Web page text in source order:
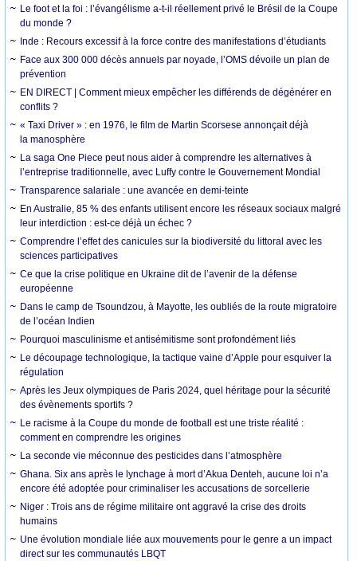
Le foot et la foi : l’évangélisme a-t-il réellement privé le Brésil de la Coupe
du monde ?
Inde : Recours excessif à la force contre des manifestations d’étudiants
Face aux 300 000 décès annuels par noyade, l’OMS dévoile un plan de
prévention
EN DIRECT | Comment mieux empêcher les différends de dégénérer en
conflits ?
« Taxi Driver » : en 1976, le film de Martin Scorsese annonçait déjà
la manosphère
La saga One Piece peut nous aider à comprendre les alternatives à
l’entreprise traditionnelle, avec Luffy contre le Gouvernement Mondial
Transparence salariale : une avancée en demi-teinte
En Australie, 85 % des enfants utilisent encore les réseaux sociaux malgré
leur interdiction : est-ce déjà un échec ?
Comprendre l’effet des canicules sur la biodiversité du littoral avec les
sciences participatives
Ce que la crise politique en Ukraine dit de l’avenir de la défense
européenne
Dans le camp de Tsoundzou, à Mayotte, les oubliés de la route migratoire
de l’océan Indien
Pourquoi masculinisme et antisémitisme sont profondément liés
Le découpage technologique, la tactique vaine d’Apple pour esquiver la
régulation
Après les Jeux olympiques de Paris 2024, quel héritage pour la sécurité
des évènements sportifs ?
Le racisme à la Coupe du monde de football est une triste réalité :
comment en comprendre les origines
La seconde vie méconnue des pesticides dans l’atmosphère
Ghana. Six ans après le lynchage à mort d’Akua Denteh, aucune loi n’a
encore été adoptée pour criminaliser les accusations de sorcellerie
Niger : Trois ans de régime militaire ont aggravé la crise des droits
humains
Une évolution mondiale liée aux mouvements pour le genre a un impact
direct sur les communautés LBQT